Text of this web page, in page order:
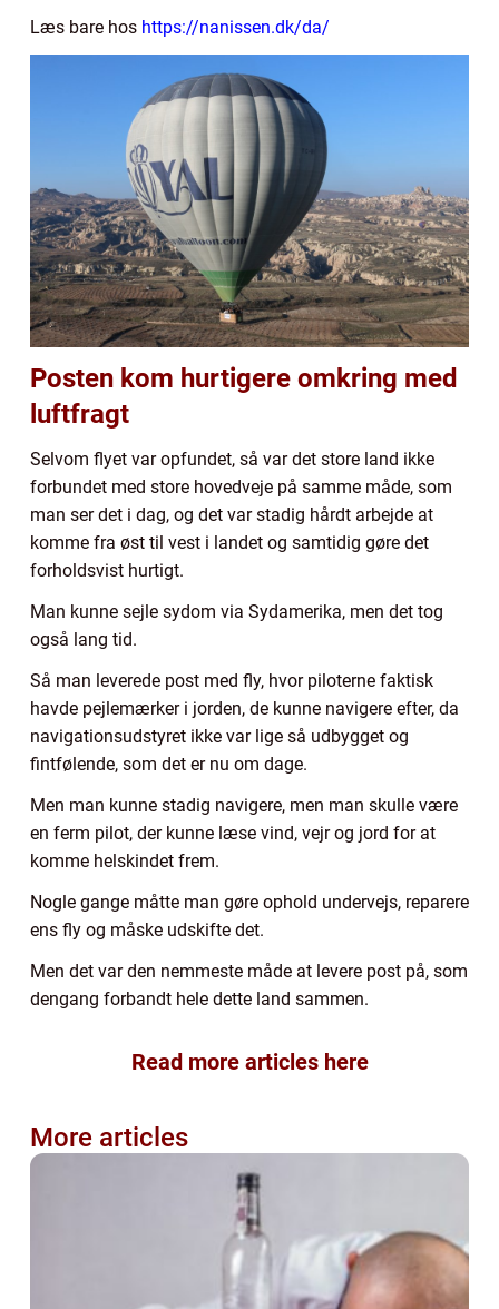
Læs bare hos https://nanissen.dk/da/
Posten kom hurtigere omkring med
luftfragt
Selvom flyet var opfundet, så var det store land ikke
forbundet med store hovedveje på samme måde, som
man ser det i dag, og det var stadig hårdt arbejde at
komme fra øst til vest i landet og samtidig gøre det
forholdsvist hurtigt.
Man kunne sejle sydom via Sydamerika, men det tog
også lang tid.
Så man leverede post med fly, hvor piloterne faktisk
havde pejlemærker i jorden, de kunne navigere efter, da
navigationsudstyret ikke var lige så udbygget og
fintfølende, som det er nu om dage.
Men man kunne stadig navigere, men man skulle være
en ferm pilot, der kunne læse vind, vejr og jord for at
komme helskindet frem.
Nogle gange måtte man gøre ophold undervejs, reparere
ens fly og måske udskifte det.
Men det var den nemmeste måde at levere post på, som
dengang forbandt hele dette land sammen.
Read more articles here
More articles